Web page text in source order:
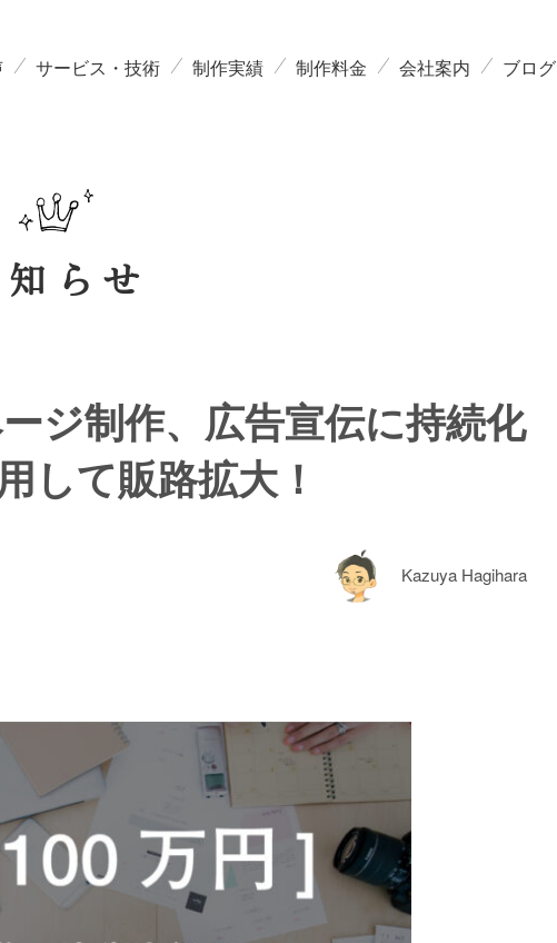
サービス・技術 制作実績 制作料金 会社案内 ブログ
知らせ
ジ制作、広告宣伝に持続化
して販路拡大！
Kazuya Hagihara